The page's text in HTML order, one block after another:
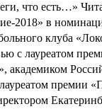
что есть…»
2018» в
клуба
с лауреатом
академиком
премии